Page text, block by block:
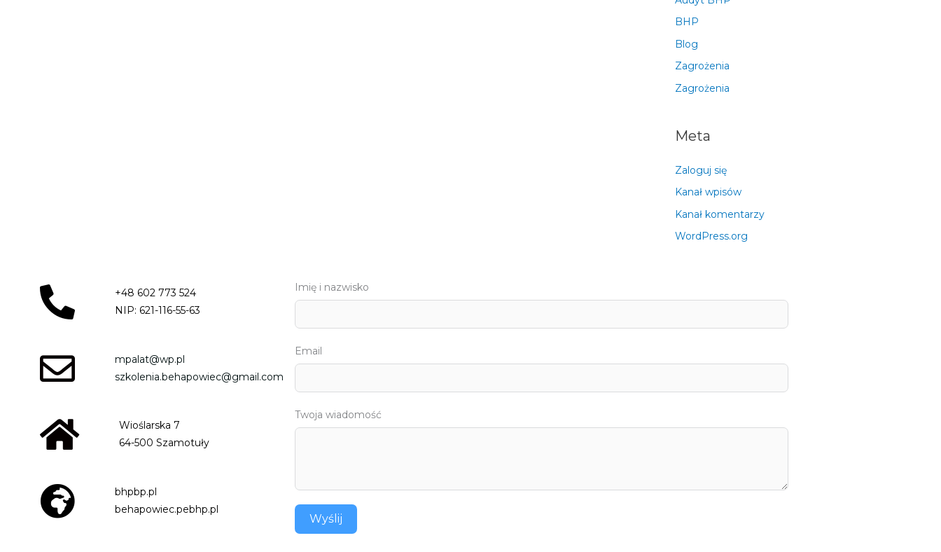
BHP
Blog
Zagrożenia
Zagrożenia
Meta
Zaloguj się
Kanał wpisów
Kanał komentarzy
WordPress.org
+48 602 773 524
NIP: 621-116-55-63
mpalat@wp.pl
szkolenia.behapowiec@gmail.com
Wioślarska 7
64-500 Szamotuły
bhpbp.pl
behapowiec.pebhp.pl
Imię i nazwisko
Email
Twoja wiadomość
Wyślij